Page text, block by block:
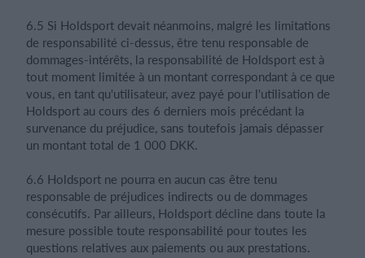
6.5 Si Holdsport devait néanmoins, malgré les limitations
de responsabilité ci-dessus, être tenu responsable de
dommages-intérêts, la responsabilité de Holdsport est à
tout moment limitée à un montant correspondant à ce que
vous, en tant qu'utilisateur, avez payé pour l'utilisation de
Holdsport au cours des 6 derniers mois précédant la
survenance du préjudice, sans toutefois jamais dépasser
un montant total de 1 000 DKK.
6.6 Holdsport ne pourra en aucun cas être tenu
responsable de préjudices indirects ou de dommages
consécutifs. Par ailleurs, Holdsport décline dans toute la
mesure possible toute responsabilité pour toutes les
questions relatives aux paiements ou aux prestations.